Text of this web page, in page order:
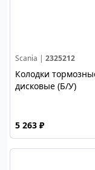
Scania | 2325212
Колодки
дисковые (Б/У)
5 263 ₽